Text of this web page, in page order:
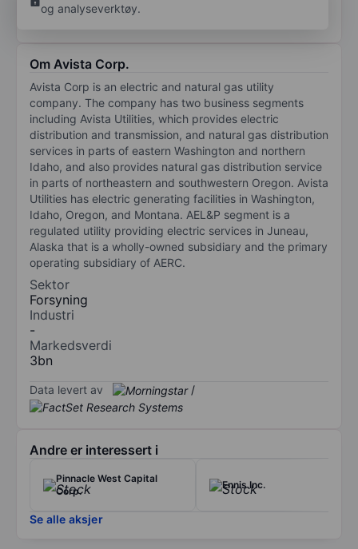
og analyseverktøy.
Om Avista Corp.
Avista Corp is an electric and natural gas utility
company. The company has two business segments
including Avista Utilities, which provides electric
distribution and transmission, and natural gas distribution
services in parts of eastern Washington and northern
Idaho, and also provides natural gas distribution service
in parts of northeastern and southwestern Oregon. Avista
Utilities has electric generating facilities in Washington,
Idaho, Oregon, and Montana. AEL&P segment is a
regulated utility providing electric services in Juneau,
Alaska that is a wholly-owned subsidiary and the primary
operating subsidiary of AERC.
Sektor
Forsyning
Industri
-
Markedsverdi
3bn
Data levert av /
Andre er interessert i
Pinnacle West Capital
Corp.
Ennis Inc.
Se alle aksjer